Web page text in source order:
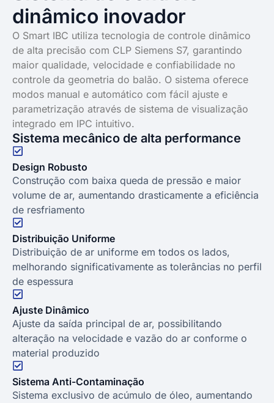
dinâmico inovador
O Smart IBC utiliza tecnologia de controle dinâmico
de alta precisão com CLP Siemens S7, garantindo
maior qualidade, velocidade e confiabilidade no
controle da geometria do balão. O sistema oferece
modos manual e automático com fácil ajuste e
parametrização através de sistema de visualização
integrado em IPC intuitivo.
Sistema mecânico de alta performance
Design Robusto
Construção com baixa queda de pressão e maior
volume de ar, aumentando drasticamente a eficiência
de resfriamento
Distribuição Uniforme
Distribuição de ar uniforme em todos os lados,
melhorando significativamente as tolerâncias no perfil
de espessura
Ajuste Dinâmico
Ajuste da saída principal de ar, possibilitando
alteração na velocidade e vazão do ar conforme o
material produzido
Sistema Anti-Contaminação
Sistema exclusivo de acúmulo de óleo, aumentando